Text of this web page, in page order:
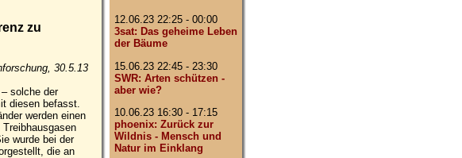
zu
30.5.13
solche der
diesen befasst.
werden einen
wurde bei der
die an
12.06.23 22:25 - 00:00
3sat: Das geheime Leben
der Bäume
15.06.23 22:45 - 23:30
SWR: Arten schützen -
aber wie?
10.06.23 16:30 - 17:15
phoenix: Zurück zur
Wildnis - Mensch und
Natur im Einklang